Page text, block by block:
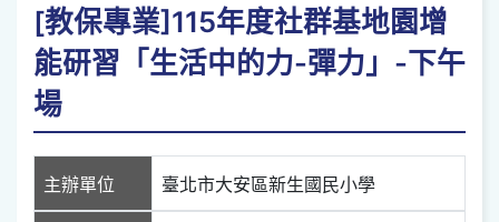
[教保專業]115年度社群基地園增
能研習「生活中的力-彈力」-下午
場
主辦單位 臺北市大安區新生國民小學